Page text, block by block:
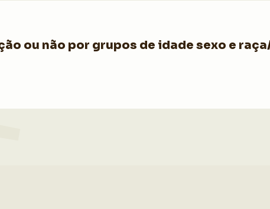
ou não por grupos de idade sexo e